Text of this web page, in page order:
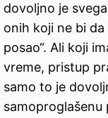
dovoljno je
onih koji ne bi da
posao“. Ali koji
vreme, pristup
samo to je